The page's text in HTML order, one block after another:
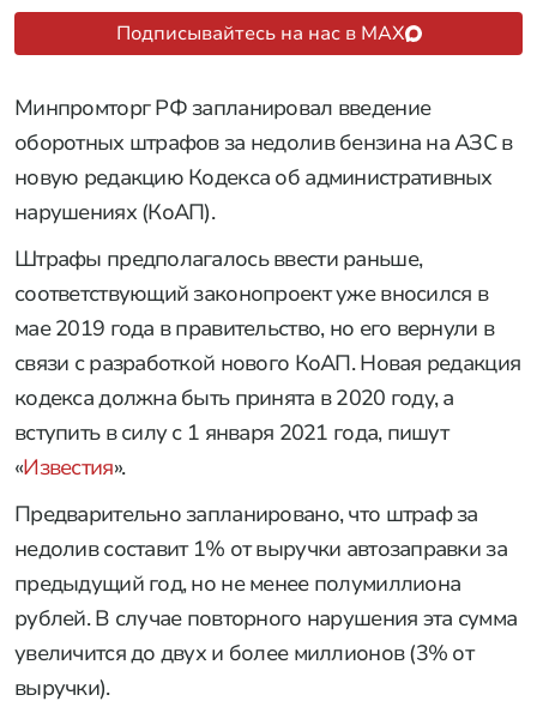
Подписывайтесь на нас в MAX
Минпромторг РФ запланировал введение
оборотных штрафов за недолив бензина на АЗС в
новую редакцию Кодекса об административных
нарушениях (КоАП).
Штрафы предполагалось ввести раньше,
соответствующий законопроект уже вносился в
мае 2019 года в правительство, но его вернули в
связи с разработкой нового КоАП. Новая редакция
кодекса должна быть принята в 2020 году, а
вступить в силу с 1 января 2021 года, пишут
«Известия».
Предварительно запланировано, что штраф за
недолив составит 1% от выручки автозаправки за
предыдущий год, но не менее полумиллиона
рублей. В случае повторного нарушения эта сумма
увеличится до двух и более миллионов (3% от
выручки).